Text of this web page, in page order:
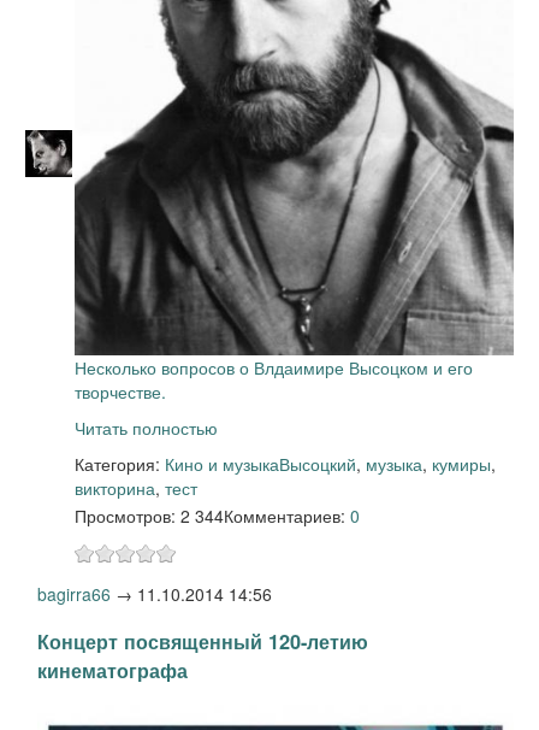
Несколько вопросов о Влдаимире Высоцком и его
творчестве.
Читать полностью
Категория: Кино и музыкаВысоцкий, музыка, кумиры,
викторина, тест
Просмотров: 2 344Комментариев: 0
bagirra66 → 11.10.2014 14:56
Концерт посвященный 120-летию
кинематографа